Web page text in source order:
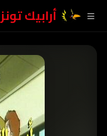
أرابيك تونز